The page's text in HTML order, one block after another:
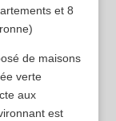
et 8
de maisons
verte
aux
est